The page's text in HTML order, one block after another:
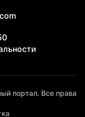
портал. Все права